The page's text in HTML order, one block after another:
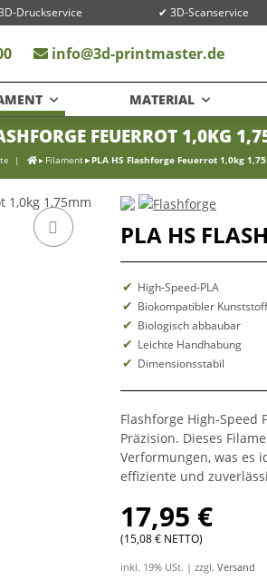
Druckservice ✔ 3D-Scanservice
info@3d-printmaster.de
MATERIAL
FEUERROT 1,0KG
Filament PLA HS Flashforge Feuerrot 1,0kg
PLA HS
High-Speed-PLA
Biokompatibler Kunststoff
Biologisch abbaubar
Leichte Handhabung
Dimensionsstabil
Flashforge High-
Präzision. Dieses
Verformungen, was es
effiziente und
17,95 €
(15,08 € NETTO)
inkl. 19% USt. | zzgl. Versand